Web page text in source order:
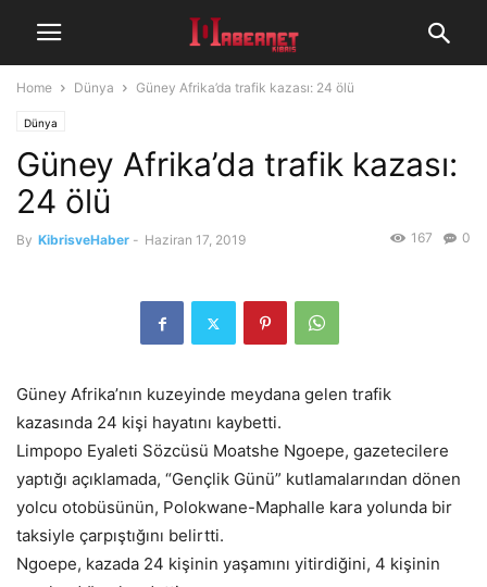
Home Dünya Güney Afrika’da trafik kazası: 24 ölü
Dünya
Güney Afrika’da trafik kazası:
24 ölü
By KibrisveHaber - Haziran 17, 2019 0
167
Güney Afrika’nın kuzeyinde meydana gelen trafik
kazasında 24 kişi hayatını kaybetti.
Limpopo Eyaleti Sözcüsü Moatshe Ngoepe, gazetecilere
yaptığı açıklamada, “Gençlik Günü” kutlamalarından dönen
yolcu otobüsünün, Polokwane-Maphalle kara yolunda bir
taksiyle çarpıştığını belirtti.
Ngoepe, kazada 24 kişinin yaşamını yitirdiğini, 4 kişinin